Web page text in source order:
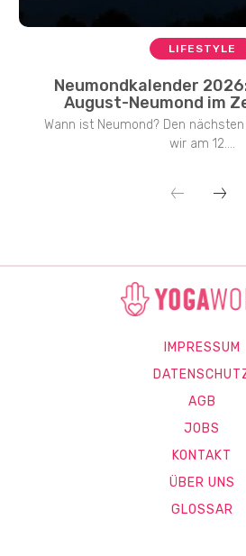
LIFESTYLE
Neumondkalender
August-Neumond im
Wann ist Neumond? Den
wir am 12....
IMPRESSUM
AGB
JOBS
KONTAKT
ÜBER UNS
GLOSSAR